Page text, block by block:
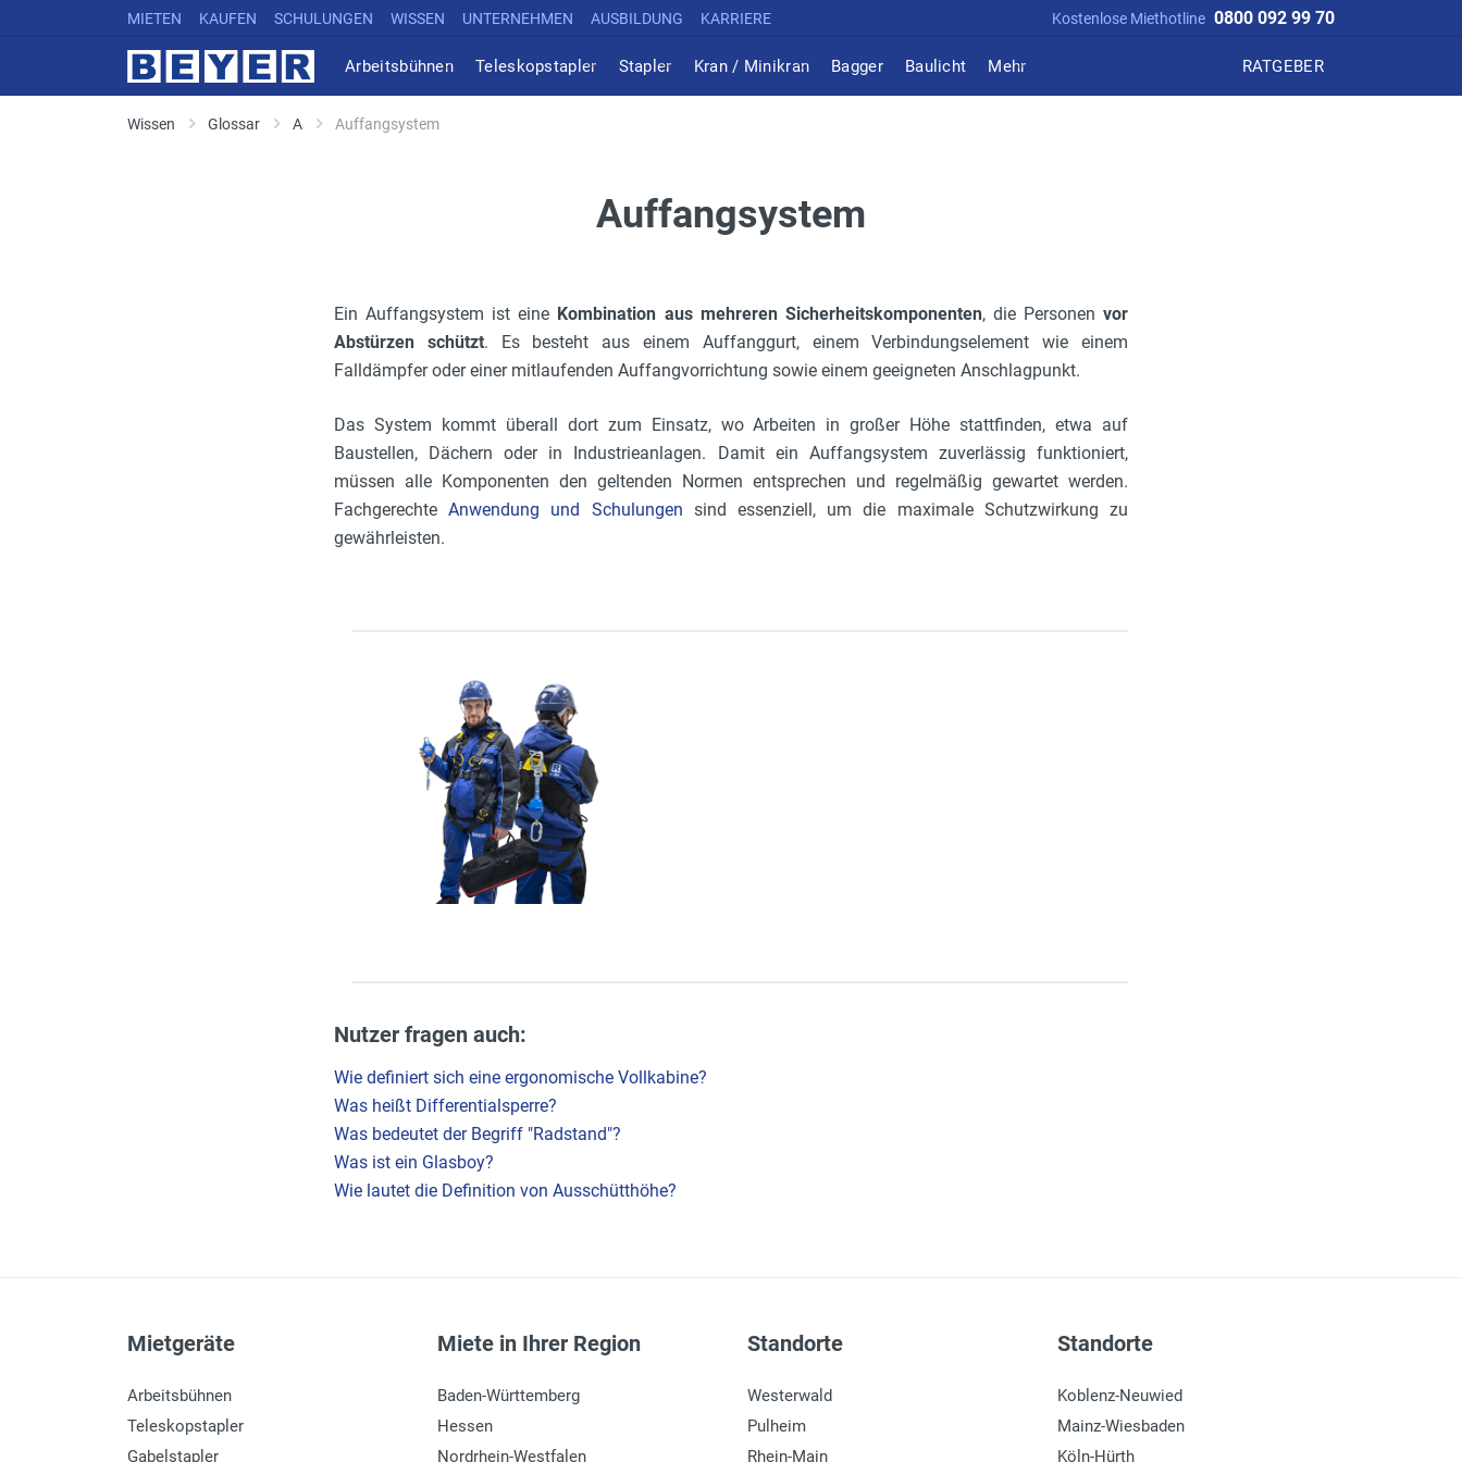
MIETEN KAUFEN SCHULUNGEN WISSEN UNTERNEHMEN AUSBILDUNG KARRIERE Kostenlose Miethotline 0800 092 99 70
Arbeitsbühnen Teleskopstapler Stapler Kran / Minikran Bagger Baulicht Mehr RATGEBER
Wissen Glossar A Auffangsystem
Auffangsystem
Ein Auffangsystem ist eine Kombination aus mehreren Sicherheitskomponenten, die Personenvor
Abstürzen schützt. Es besteht aus einem Auffanggurt, einem Verbindungselement wie einem
Falldämpfer oder einer mitlaufenden Auffangvorrichtung sowie einem geeigneten Anschlagpunkt.
Das System kommt überall dort zum Einsatz, wo Arbeiten in großer Höhe stattfinden, etwa auf
Baustellen, Dächern oder in Industrieanlagen. Damit ein Auffangsystem zuverlässig funktioniert,
müssen alle Komponenten den geltenden Normen entsprechen und regelmäßig gewartet werden.
FachgerechteAnwendung und Schulungen sind essenziell, um die maximale Schutzwirkung zu
gewährleisten.
Nutzer fragen auch:
Wie definiert sich eine ergonomische Vollkabine?
Was heißt Differentialsperre?
Was bedeutet der Begriff "Radstand"?
Was ist ein Glasboy?
Wie lautet die Definition von Ausschütthöhe?
Mietgeräte
Arbeitsbühnen
Teleskopstapler
Gabelstapler
Miete in Ihrer Region
Baden-Württemberg
Hessen
Nordrhein-Westfalen
Standorte
Westerwald
Pulheim
Rhein-Main
Standorte
Koblenz-Neuwied
Mainz-Wiesbaden
Köln-Hürth